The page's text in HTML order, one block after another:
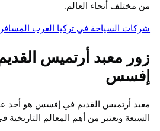
من مختلف أنحاء العالم.
شركات السياحة في تركيا العرب
زور معبد أرتميس
إفسس
معبد أرتميس القديم في إفسس هو أحد
السبعة ويعتبر من أهم المعالم التاريخية